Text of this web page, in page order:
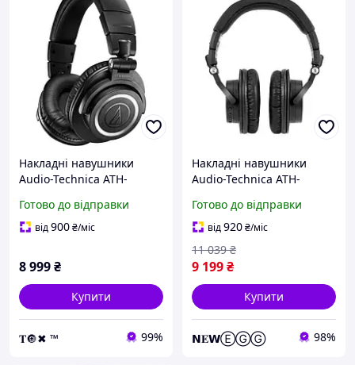
Накладні навушники
Audio-Technica ATH-
Готово до відправки
від900₴/міс
8 999₴
Купити
𝐓🔘✖ ™ 99%
Накладні навушники
Audio-Technica ATH-
Готово до відправки
від920₴/міс
9 199₴
11 039 ₴
Купити
𝗡𝐄𝗪ⒺⒼⒼ 98%